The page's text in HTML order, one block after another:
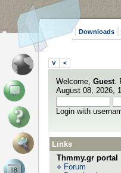
Downloads
V <
Welcome, Guest.
August 08, 2026,
Login with
Links
Thmmy.gr portal
Forum